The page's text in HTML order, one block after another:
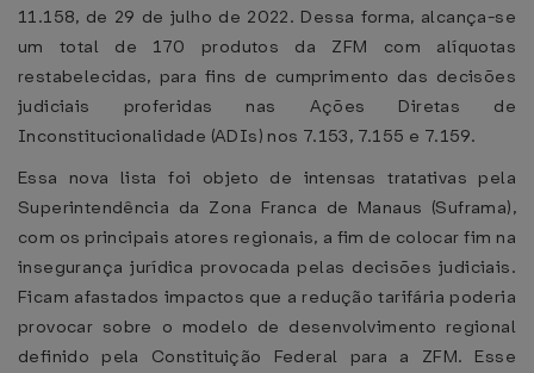
11.158, de 29 de julho de 2022. Dessa forma, alcança-se
um total de 170 produtos da ZFM com alíquotas
restabelecidas, para fins de cumprimento das decisões
judiciais proferidas nas Ações Diretas de
Inconstitucionalidade (ADIs) nos 7.153, 7.155 e 7.159.
Essa nova lista foi objeto de intensas tratativas pela
Superintendência da Zona Franca de Manaus (Suframa),
com os principais atores regionais, a fim de colocar fim na
insegurança jurídica provocada pelas decisões judiciais.
Ficam afastados impactos que a redução tarifária poderia
provocar sobre o modelo de desenvolvimento regional
definido pela Constituição Federal para a ZFM. Esse